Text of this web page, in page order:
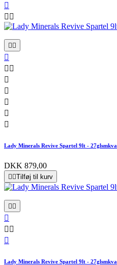

 
 

 





Lady Minerals Revive Spartel 9lt - 27glsmkva
DKK 879,00
 Tilføj til kurv
 

 

Lady Minerals Revive Spartel 9lt - 27glsmkva